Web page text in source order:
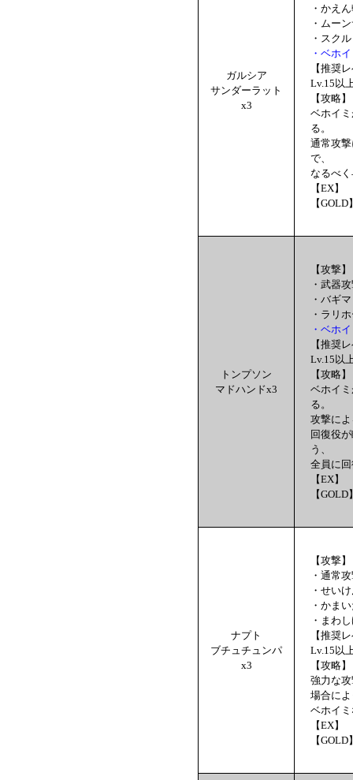
ガルシア
サンダーラット
x3
・かえ
・ムー
・スク
・ベホ
【推奨
Lv.15以
【攻略】
ベホイ
る。
通常攻
で、
なるべ
【EX】
【
トンプソン
マドハンドx3
【攻撃
・武器
・バギ
・ラリ
・ベホ
【推奨
Lv.15以
【攻略】
ベホイ
る。
攻撃に
回復役
う、
全員に
【EX】
【
ナプト
ブチュチュンパ
x3
【攻撃
・通常
・せい
・かま
・まわ
【推奨
Lv.15以
【攻略】
強力な
場合に
ベホイ
【EX】
【